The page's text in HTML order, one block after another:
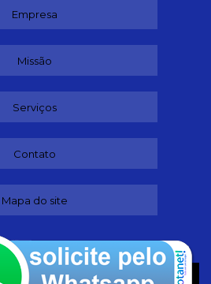
Empresa
Missão
Serviços
Contato
Mapa do site
à proteção de direitos autorais. Copyright